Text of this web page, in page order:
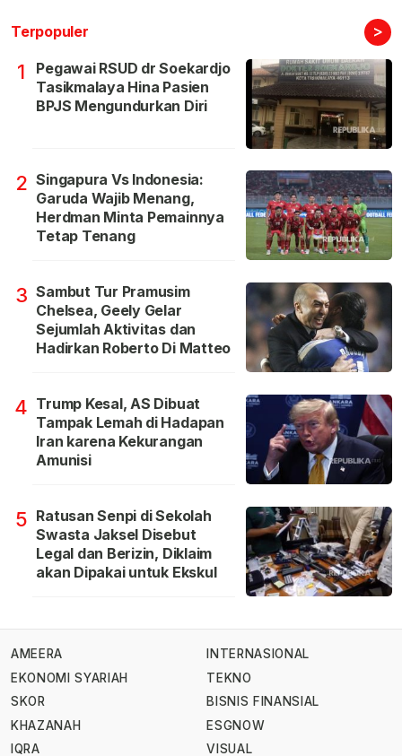
Terpopuler >
1
Pegawai RSUD dr Soekardjo
Tasikmalaya Hina Pasien
BPJS Mengundurkan Diri
2 Singapura Vs Indonesia:
Garuda Wajib Menang,
Herdman Minta Pemainnya
Tetap Tenang
3 Sambut Tur Pramusim
Chelsea, Geely Gelar
Sejumlah Aktivitas dan
Hadirkan Roberto Di Matteo
4 Trump Kesal, AS Dibuat
Tampak Lemah di Hadapan
Iran karena Kekurangan
Amunisi
5 Ratusan Senpi di Sekolah
Swasta Jaksel Disebut
Legal dan Berizin, Diklaim
akan Dipakai untuk Ekskul
AMEERA
EKONOMI SYARIAH
SKOR
KHAZANAH
IQRA
INTERNASIONAL
TEKNO
BISNIS FINANSIAL
ESGNOW
VISUAL